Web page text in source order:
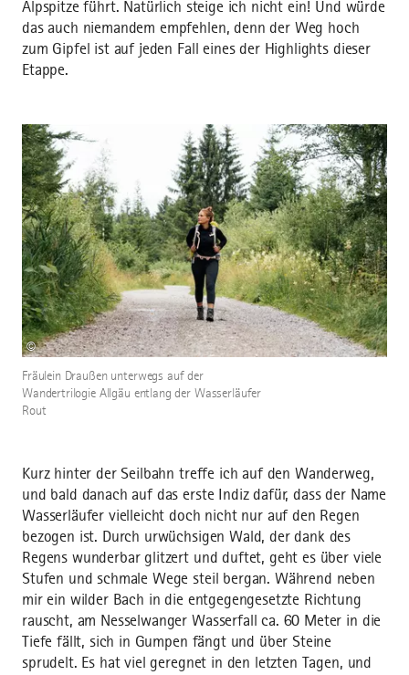
Alpspitze führt. Natürlich steige ich nicht ein! Und würde
das auch niemandem empfehlen, denn der Weg hoch
zum Gipfel ist auf jeden Fall eines der Highlights dieser
Etappe.
©
Fräulein Draußen unterwegs auf der
Wandertrilogie Allgäu entlang der Wasserläufer
Rout
Kurz hinter der Seilbahn treffe ich auf den Wanderweg,
und bald danach auf das erste Indiz dafür, dass der Name
Wasserläufer vielleicht doch nicht nur auf den Regen
bezogen ist. Durch urwüchsigen Wald, der dank des
Regens wunderbar glitzert und duftet, geht es über viele
Stufen und schmale Wege steil bergan. Während neben
mir ein wilder Bach in die entgegengesetzte Richtung
rauscht, am Nesselwanger Wasserfall ca. 60 Meter in die
Tiefe fällt, sich in Gumpen fängt und über Steine
sprudelt. Es hat viel geregnet in den letzten Tagen, und